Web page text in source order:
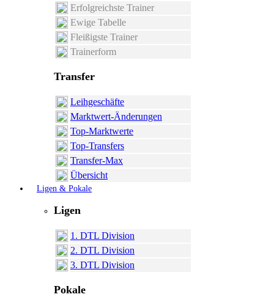
Erfolgreichste Trainer
Ewige Tabelle
Fleißigste Trainer
Trainerform
Transfer
Leihgeschäfte
Marktwert-Änderungen
Top-Marktwerte
Top-Transfers
Transfer-Max
Übersicht
Ligen & Pokale
Ligen
1. DTL Division
2. DTL Division
3. DTL Division
Pokale